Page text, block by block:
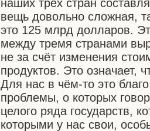
наших трёх стран
вещь довольно сложная,
это 125 млрд долларов.
между тремя странами
не за счёт изменения
продуктов. Это означает,
Для нас в чём-то это
проблемы, о которых
целого ряда государств,
которыми у нас свои,